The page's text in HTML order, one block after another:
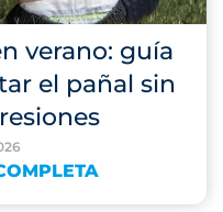
verano: guía
el pañal sin